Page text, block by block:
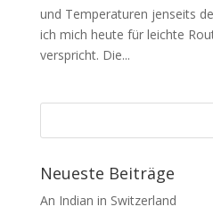
und Temperaturen jenseits
ich mich heute für leichte
verspricht. Die...
Neueste Beiträge
An Indian in Switzerland